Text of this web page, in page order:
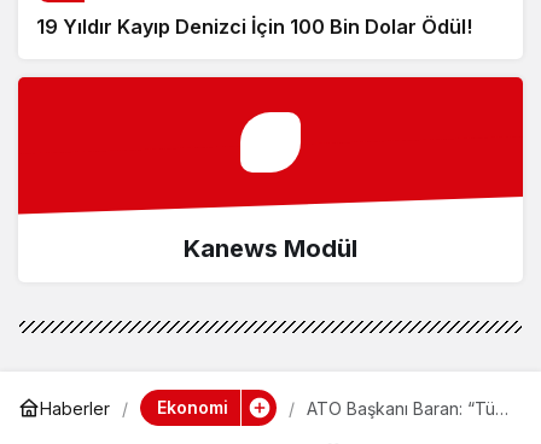
19 Yıldır Kayıp Denizci İçin 100 Bin Dolar Ödül!
Kanews Modül
Haberler Ekonomi
ATO Başkanı Baran: “Türk